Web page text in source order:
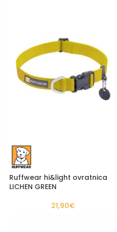
Ruffwear hi&light ovratnica
LICHEN GREEN
21,90€